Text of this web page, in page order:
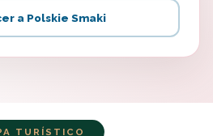
a Polskie Smaki
TURÍSTICO